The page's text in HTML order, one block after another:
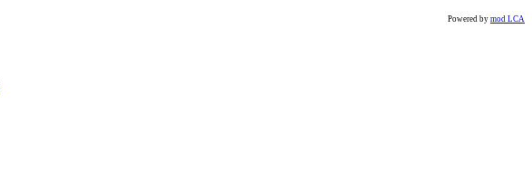
Powered by mod LCA